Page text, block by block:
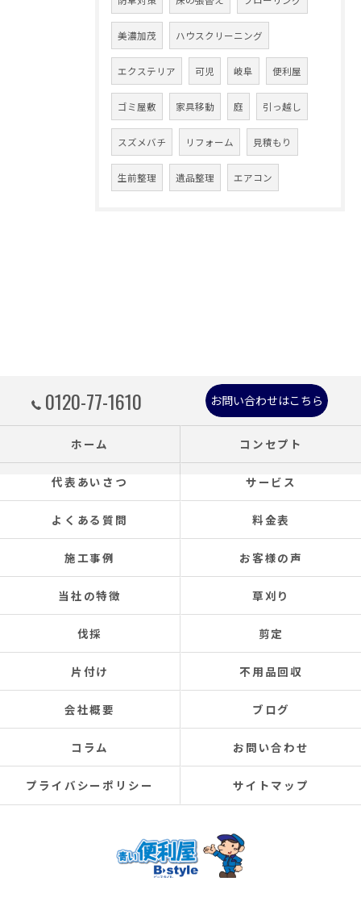
美濃加茂 ハウスクリーニング
エクステリア 可児 岐阜 便利屋
ゴミ屋敷 家具移動 庭 引っ越し
スズメバチ リフォーム 見積もり
生前整理 遺品整理 エアコン
0120-77-1610 お問い合わせはこちら
ホーム コンセプト
代表あいさつ サービス
よくある質問 料金表
施工事例 お客様の声
当社の特徴 草刈り
伐採 剪定
片付け 不用品回収
会社概要 ブログ
コラム お問い合わせ
プライバシーポリシー サイトマップ